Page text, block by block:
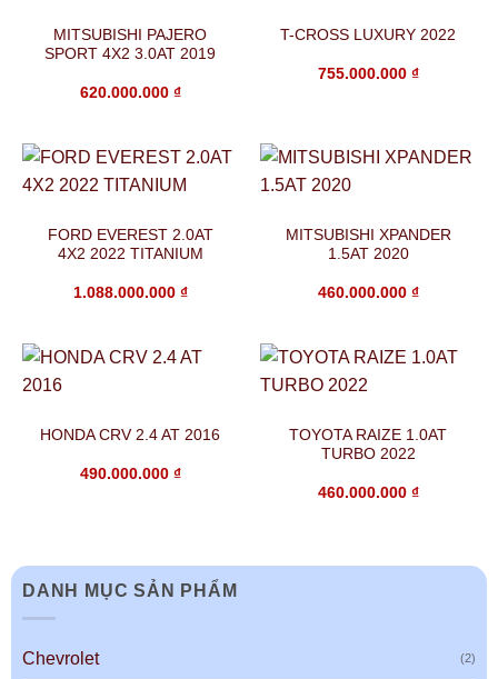
MITSUBISHI PAJERO
SPORT 4X2 3.0AT 2019
620.000.000 ₫
T-CROSS LUXURY 2022
755.000.000 ₫
FORD EVEREST 2.0AT
4X2 2022 TITANIUM
1.088.000.000 ₫
MITSUBISHI XPANDER
1.5AT 2020
460.000.000 ₫
HONDA CRV 2.4 AT 2016
490.000.000 ₫
TOYOTA RAIZE 1.0AT
TURBO 2022
460.000.000 ₫
DANH MỤC SẢN PHẨM
Chevrolet (2)